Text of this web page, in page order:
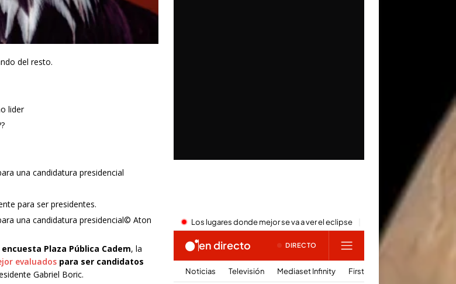
del resto.
lider
una candidatura presidencial​
para ser presidentes.
una candidatura presidencial© Aton
Plaza Pública Cadem, la
evaluados para ser candidatos
Gabriel Boric.